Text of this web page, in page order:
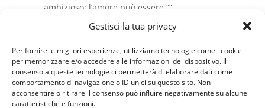
Gestisci la tua privacy
Per fornire le migliori esperienze, utilizziamo tecnologie come i cookie
per memorizzare e/o accedere alle informazioni del dispositivo. Il
consenso a queste tecnologie ci permetterà di elaborare dati come il
comportamento di navigazione o ID unici su questo sito. Non
acconsentire o ritirare il consenso può influire negativamente su alcune
caratteristiche e funzioni.
ambizioso: l’amore può essere “”
programmato o costruito?
Per capirlo, Hildy e Paul dovranno
rispondere insieme a un questionario di 36
domande. 36 domande per colmare le
distanze e scoprire l’amore vero.